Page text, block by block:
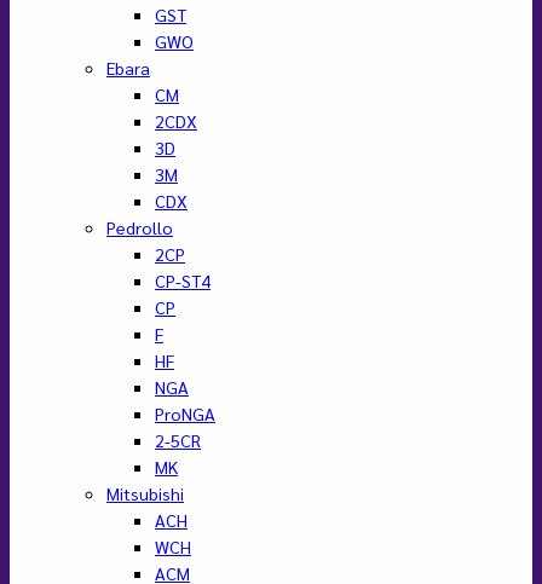
GST
GWO
Ebara
CM
2CDX
3D
3M
CDX
Pedrollo
2CP
CP-ST4
CP
F
HF
NGA
ProNGA
2-5CR
MK
Mitsubishi
ACH
WCH
ACM